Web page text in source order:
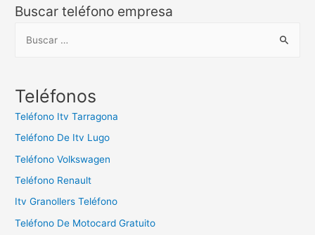
Buscar teléfono empresa
c
:
Teléfonos
Teléfono Itv Tarragona
Teléfono De Itv Lugo
Teléfono Volkswagen
Teléfono Renault
Itv Granollers Teléfono
Teléfono De Motocard Gratuito